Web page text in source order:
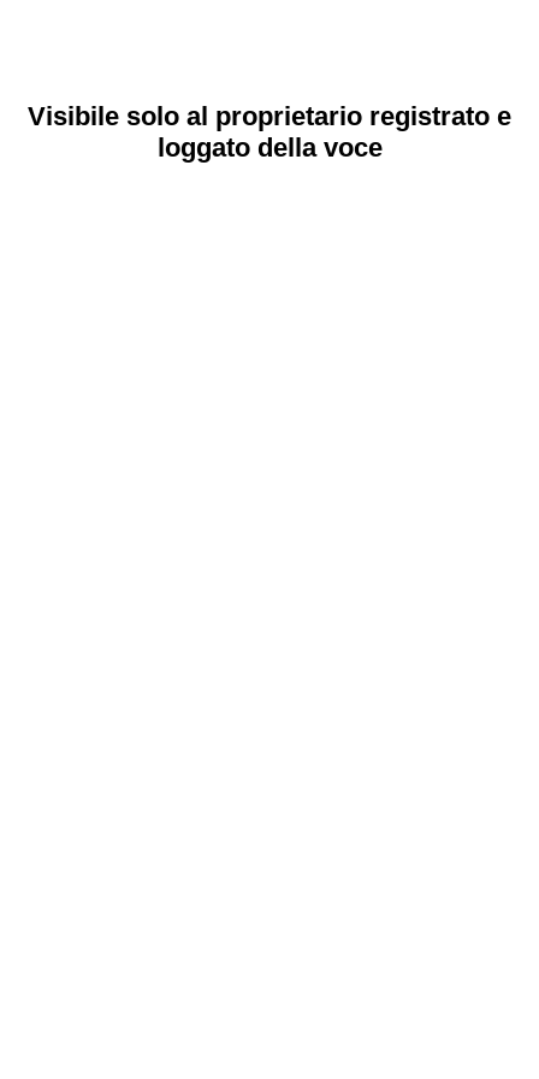
Visibile solo al proprietario registrato e
loggato della voce